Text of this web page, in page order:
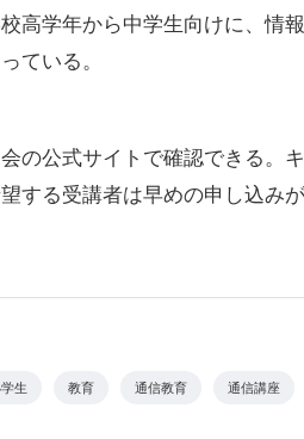
高学年から中学生向けに、情
ている。
の公式サイトで確認できる。
する受講者は早めの申し込みが
生 教育 通信教育 通信講座